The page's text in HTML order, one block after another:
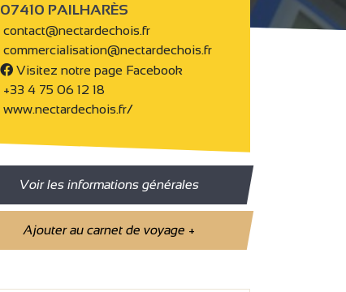
07410 PAILHARÈS
contact@nectardechois.fr
commercialisation@nectardechois.fr
Visitez notre page Facebook
+33 4 75 06 12 18
www.nectardechois.fr/
Voir les informations générales
Ajouter au carnet de voyage+